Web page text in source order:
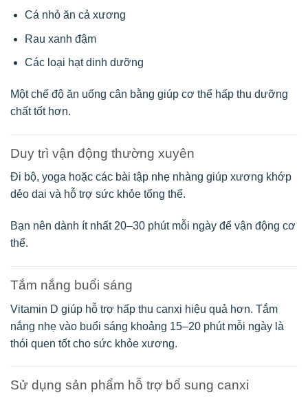
Cá nhỏ ăn cả xương
Rau xanh đậm
Các loại hạt dinh dưỡng
Một chế độ ăn uống cân bằng giúp cơ thể hấp thu dưỡng
chất tốt hơn.
Duy trì vận động thường xuyên
Đi bộ, yoga hoặc các bài tập nhẹ nhàng giúp xương khớp
dẻo dai và hỗ trợ sức khỏe tổng thể.
Bạn nên dành ít nhất 20–30 phút mỗi ngày để vận động cơ
thể.
Tắm nắng buổi sáng
Vitamin D giúp hỗ trợ hấp thu canxi hiệu quả hơn. Tắm
nắng nhẹ vào buổi sáng khoảng 15–20 phút mỗi ngày là
thói quen tốt cho sức khỏe xương.
Sử dụng sản phẩm hỗ trợ bổ sung canxi